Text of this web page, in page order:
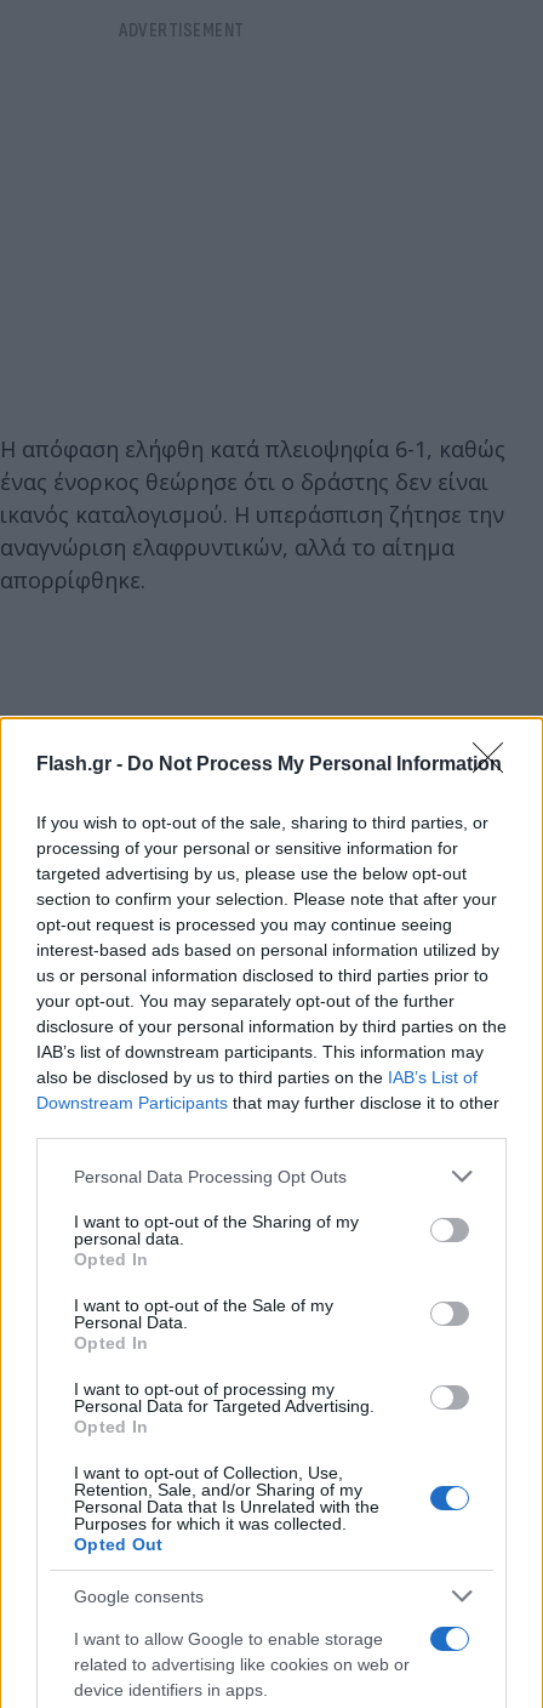
Flash.gr - Do Not Process My Personal Information
If you wish to opt-out of the sale, sharing to third parties, or
processing of your personal or sensitive information for
targeted advertising by us, please use the below opt-out
section to confirm your selection. Please note that after your
opt-out request is processed you may continue seeing
interest-based ads based on personal information utilized by
us or personal information disclosed to third parties prior to
your opt-out. You may separately opt-out of the further
disclosure of your personal information by third parties on the
IAB’s list of downstream participants. This information may
also be disclosed by us to third parties on the IAB’s List of
Downstream Participants that may further disclose it to other
Please note that this website/app uses one or more Google
not limited to your visit or usage behaviour. You may click to
grant or deny consent to Google and its third-party tags to
use your data for below specified purposes in below Google
consent section.
Personal Data Processing Opt Outs
I want to opt-out of the Sharing of my
personal data.
Opted In
I want to opt-out of the Sale of my
Personal Data.
Opted In
I want to opt-out of processing my
Personal Data for Targeted Advertising.
Opted In
I want to opt-out of Collection, Use,
Retention, Sale, and/or Sharing of my
Personal Data that Is Unrelated with the
Purposes for which it was collected.
Opted Out
Google consents
I want to allow Google to enable storage
related to advertising like cookies on web or
device identifiers in apps.
Η απόφαση ελήφθη κατά πλειοψηφία 6-1, καθώς
ένας ένορκος θεώρησε ότι ο δράστης δεν είναι
ικανός καταλογισμού. Η υπεράσπιση ζήτησε την
αναγνώριση ελαφρυντικών, αλλά το αίτημα
απορρίφθηκε.